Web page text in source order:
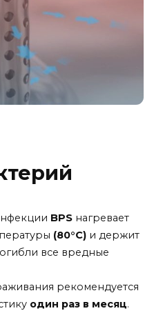
BPS нагревает
(80°С) и держит
все вредные
рекомендуется
один раз в месяц.